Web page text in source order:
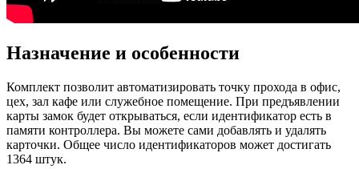
Назначение и особенности
Комплект позволит автоматизировать точку прохода в офис,
цех, зал кафе или служебное помещение. При предъявлении
карты замок будет открываться, если идентификатор есть в
памяти контроллера. Вы можете сами добавлять и удалять
карточки. Общее число идентификаторов может достигать
1364 штук.